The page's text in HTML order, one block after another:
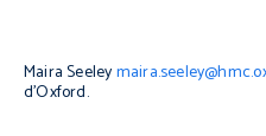
Maira Seeley
d’Oxford.